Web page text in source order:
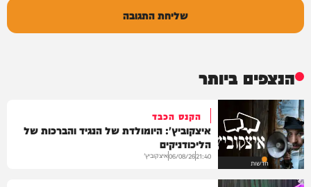
שליחת התגובה
הנצפים ביותר
חדשות
הקנס הכבד
איצקוביץ': היומולדת של הנגיד והברכות של
הליכודניקים
21:40
06/08/26איצקוביץ'